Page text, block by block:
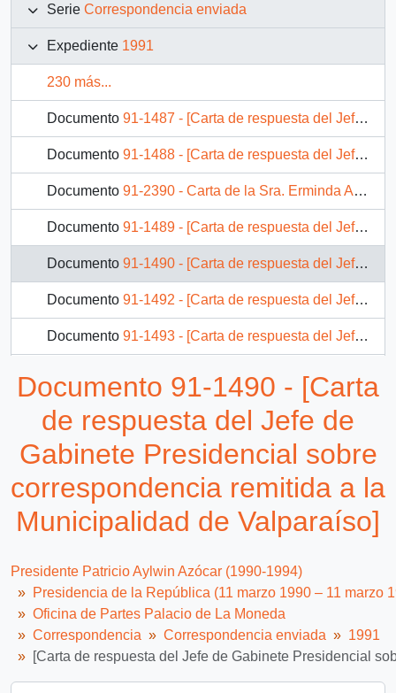
Serie Correspondencia enviada
Expediente 1991
230 más...
Documento 91-1487 - [Carta de respuesta del Jefe de Gabinete Presidencial sobre correspondencia remitida al Ministerio de Planificación y Coordinación]
Documento 91-1488 - [Carta de respuesta del Jefe de Gabinete Presidencial sobre correspondencia remitida a la Dirección del Trabajo]
Documento 91-2390 - Carta de la Sra. Erminda Alquinta Muñoz, es remitida al Ministerio de Justicia mediante OF. GAB. PRES. (O)91/409
Documento 91-1489 - [Carta de respuesta del Jefe de Gabinete Presidencial sobre correspondencia remitida al Ministerio de Justicia]
Documento 91-1490 - [Carta de respuesta del Jefe de Gabinete Presidencial sobre correspondencia remitida a la Municipalidad de Valparaíso]
Documento 91-1492 - [Carta de respuesta del Jefe de Gabinete Presidencial al Diputado Víctor Arado]
Documento 91-1493 - [Carta de respuesta del Jefe de Gabinete Presidencial sobre correspondencia remitida al Ministerio de Justicia]
91-1494 - [Carta de respuesta del Jefe de Gabinete Presidencial sobre correspondencia remitida al Banco del Estado de Chile]
Documento 91-1496 - [Carta de respuesta del Jefe de Gabinete Presidencial sobre correspondencia remitida a la Intendencia Región Metropolitana]
1958 más...
Documento 91-1490 - [Carta
de respuesta del Jefe de
Gabinete Presidencial sobre
correspondencia remitida a la
Municipalidad de Valparaíso]
Presidente Patricio Aylwin Azócar (1990-1994)
Presidencia de la República (11 marzo 1990 – 11 marzo
Oficina de Partes Palacio de La Moneda
Correspondencia
Correspondencia enviada
1991
[Carta de respuesta del Jefe de Gabinete Presidencial